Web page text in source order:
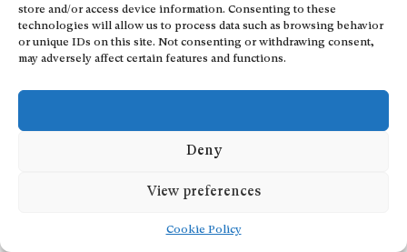
store and/or access device information. Consenting to these
technologies will allow us to process data such as browsing behavior
or unique IDs on this site. Not consenting or withdrawing consent,
may adversely affect certain features and functions.
Deny
View preferences
Cookie Policy
Partenaires
Contact
Conditions générales
Confidentialité et cookies